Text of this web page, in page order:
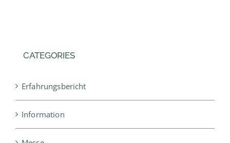
CATEGORIES
Erfahrungsbericht
Information